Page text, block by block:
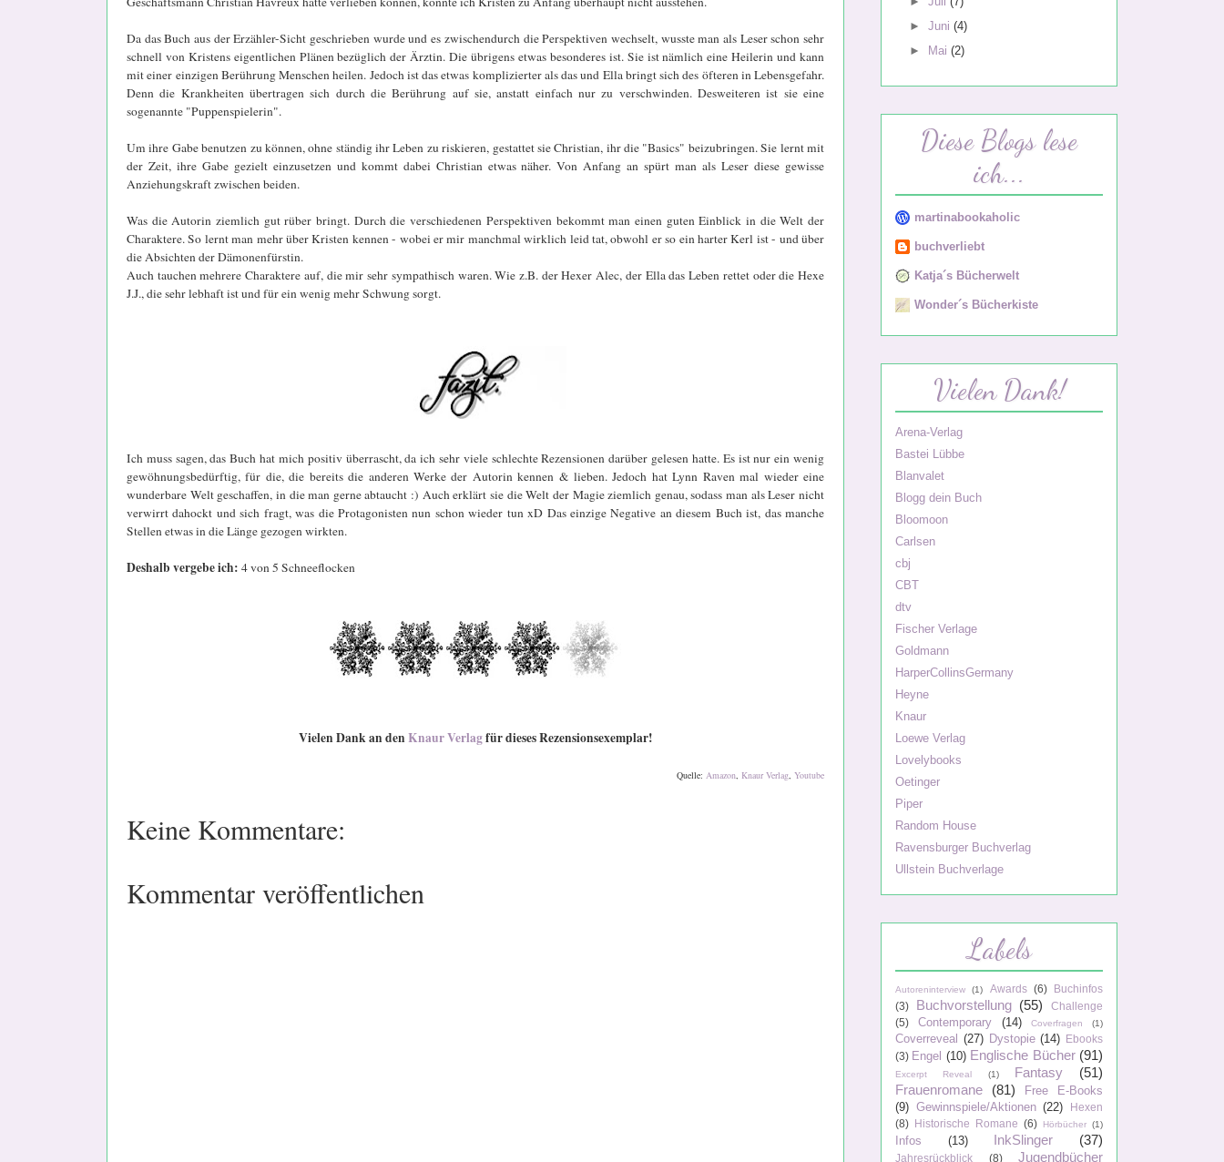
Da das Buch aus der Erzähler-Sicht geschrieben wurde und es zwischendurch die Perspektiven wechselt, wusste man als Leser schon sehr
schnell von Kristens eigentlichen Plänen bezüglich der Ärztin. Die übrigens etwas besonderes ist. Sie ist nämlich eine Heilerin und kann
mit einer einzigen Berührung Menschen heilen. Jedoch ist das etwas komplizierter als das und Ella bringt sich des öfteren in Lebensgefahr.
Denn die Krankheiten übertragen sich durch die Berührung auf sie, anstatt einfach nur zu verschwinden. Desweiteren ist sie eine
sogenannte "Puppenspielerin".
Um ihre Gabe benutzen zu können, ohne ständig ihr Leben zu riskieren, gestattet sie Christian, ihr die "Basics" beizubringen. Sie lernt mit
der Zeit, ihre Gabe gezielt einzusetzen und kommt dabei Christian etwas näher. Von Anfang an spürt man als Leser diese gewisse
Anziehungskraft zwischen beiden.
Was die Autorin ziemlich gut rüber bringt. Durch die verschiedenen Perspektiven bekommt man einen guten Einblick in die Welt der
Charaktere. So lernt man mehr über Kristen kennen - wobei er mir manchmal wirklich leid tat, obwohl er so ein harter Kerl ist - und über
die Absichten der Dämonenfürstin.
Auch tauchen mehrere Charaktere auf, die mir sehr sympathisch waren. Wie z.B. der Hexer Alec, der Ella das Leben rettet oder die Hexe
J.J., die sehr lebhaft ist und für ein wenig mehr Schwung sorgt.
Ich muss sagen, das Buch hat mich positiv überrascht, da ich sehr viele schlechte Rezensionen darüber gelesen hatte. Es ist nur ein wenig
gewöhnungsbedürftig, für die, die bereits die anderen Werke der Autorin kennen & lieben. Jedoch hat Lynn Raven mal wieder eine
wunderbare Welt geschaffen, in die man gerne abtaucht :) Auch erklärt sie die Welt der Magie ziemlich genau, sodass man als Leser nicht
verwirrt dahockt und sich fragt, was die Protagonisten nun schon wieder tun xD Das einzige Negative an diesem Buch ist, das manche
Stellen etwas in die Länge gezogen wirkten.
Deshalb vergebe ich: 4 von 5 Schneeflocken
Vielen Dank an den Knaur Verlagfür dieses Rezensionsexemplar!
Quelle: Amazon, Knaur Verlag, Youtube
Keine Kommentare:
Kommentar veröffentlichen
►Juni(4)
►
Mai(2)
Diese Blogs lese
ich...
martinabookaholic
buchverliebt
Katja´s Bücherwelt
Wonder´s Bücherkiste
Vielen Dank!
Arena-Verlag
Bastei Lübbe
Blanvalet
Blogg dein Buch
Bloomoon
Carlsen
cbj
CBT
dtv
Fischer Verlage
Goldmann
HarperCollinsGermany
Heyne
Knaur
Loewe Verlag
Lovelybooks
Oetinger
Piper
Random House
Ravensburger Buchverlag
Ullstein Buchverlage
Labels
Autoreninterview (1) Awards (6)
Buchinfos
(3)
Buchvorstellung (55)
Challenge
(5)
Contemporary (14) Coverfragen (1)
Coverreveal (27) Dystopie (14)
Ebooks
(3) Engel (10) Englische Bücher (91)
Excerpt Reveal (1) Fantasy
(51)
Frauenromane
(81)
Free E-Books
(9) Gewinnspiele/Aktionen (22)
Hexen
(8)
Historische Romane (6) Hörbücher (1)
Infos (13) InkSlinger (37)
Jahresrückblick (8) Jugendbücher